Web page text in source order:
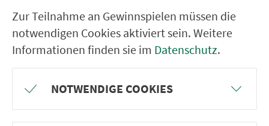
Liniennetz
Linien
Park & Ride
Zur Teilnahme an Gewinnspielen müssen die
notwendigen Cookies aktiviert sein. Weitere
Informationen finden sie im Datenschutz.
NOTWENDIGE COOKIES